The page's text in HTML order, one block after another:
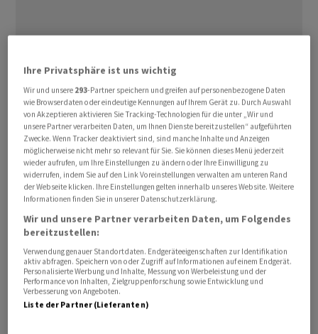
Sie erhöhten sich um 0,2 ‌Prozent im ⁠Vergleich zum
Vormonat, wie das Arbeitsministerium am Donnerstag
mitteilte. ⁠Von der Nachrichtenagentur Reuters
befragte Ökonomen hatten dies so erwartet, nachdem
‌es im Dezember laut revidierten Daten ‌ebenfalls ein
Plus von ​0,2 Prozent gegeben hatte. Im Vergleich zum
Vorjahresmonat sanken die Einfuhrpreise im Januar um
0,1 Prozent.
Die USA importieren eine Vielzahl von Waren,
Vorprodukten und Rohstoffen aus Übersee. ‌Daher
wirken sich die Einfuhrpreise auch auf die
Lebenshaltungskosten aus.
Ihre Privatsphäre ist uns wichtig
Wir und unsere 293-Partner speichern und greifen auf personenbezogene Daten
wie Browserdaten oder eindeutige Kennungen auf Ihrem Gerät zu. Durch Auswahl
von Akzeptieren aktivieren Sie Tracking-Technologien für die unter „Wir und
unsere Partner verarbeiten Daten, um Ihnen Dienste bereitzustellen“ aufgeführten
Zwecke. Wenn Tracker deaktiviert sind, sind manche Inhalte und Anzeigen
möglicherweise nicht mehr so relevant für Sie. Sie können dieses Menü jederzeit
wieder aufrufen, um Ihre Einstellungen zu ändern oder Ihre Einwilligung zu
widerrufen, indem Sie auf den Link Voreinstellungen verwalten am unteren Rand
der Webseite klicken. Ihre Einstellungen gelten innerhalb unseres Website. Weitere
Informationen finden Sie in unserer Datenschutzerklärung.
Wir und unsere Partner verarbeiten Daten, um Folgendes
bereitzustellen:
Verwendung genauer Standortdaten. Endgeräteeigenschaften zur Identifikation
aktiv abfragen. Speichern von oder Zugriff auf Informationen auf einem Endgerät.
Personalisierte Werbung und Inhalte, Messung von Werbeleistung und der
Performance von Inhalten, Zielgruppenforschung sowie Entwicklung und
Verbesserung von Angeboten.
Liste der Partner (Lieferanten)